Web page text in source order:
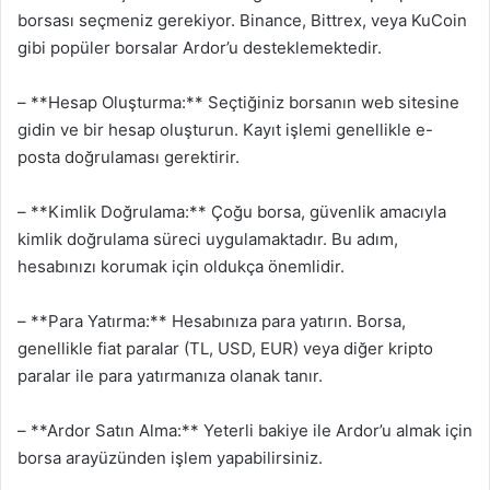
borsası seçmeniz gerekiyor. Binance, Bittrex, veya KuCoin
gibi popüler borsalar Ardor’u desteklemektedir.
– **Hesap Oluşturma:** Seçtiğiniz borsanın web sitesine
gidin ve bir hesap oluşturun. Kayıt işlemi genellikle e-
posta doğrulaması gerektirir.
– **Kimlik Doğrulama:** Çoğu borsa, güvenlik amacıyla
kimlik doğrulama süreci uygulamaktadır. Bu adım,
hesabınızı korumak için oldukça önemlidir.
– **Para Yatırma:** Hesabınıza para yatırın. Borsa,
genellikle fiat paralar (TL, USD, EUR) veya diğer kripto
paralar ile para yatırmanıza olanak tanır.
– **Ardor Satın Alma:** Yeterli bakiye ile Ardor’u almak için
borsa arayüzünden işlem yapabilirsiniz.